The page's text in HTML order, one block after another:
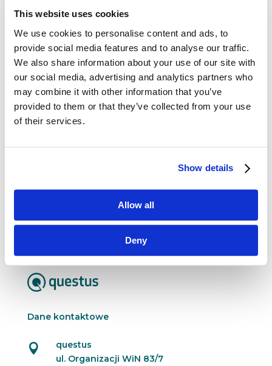
This website uses cookies
We use cookies to personalise content and ads, to
provide social media features and to analyse our traffic.
We also share information about your use of our site with
our social media, advertising and analytics partners who
may combine it with other information that you’ve
provided to them or that they’ve collected from your use
of their services.
Show details
Allow all
Deny
Magdalena Chorążewicz
Addleshaw Goddard
Marketing & Business Development Senior
Dane kontaktowe

questus
ul. Organizacji WiN 83/7